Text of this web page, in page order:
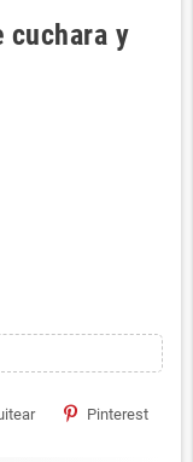
cuchara y
Pinterest